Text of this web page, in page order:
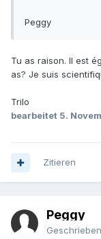
Peggy
Tu as raison. Il est
as? Je suis
Trilo
bearbeitet 5.
Zitieren
Peggy
Geschrieben